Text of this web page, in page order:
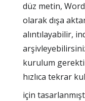
düz metin,
olarak dışa
alıntılayabilir,
kurulum
hızlıca tekrar
için